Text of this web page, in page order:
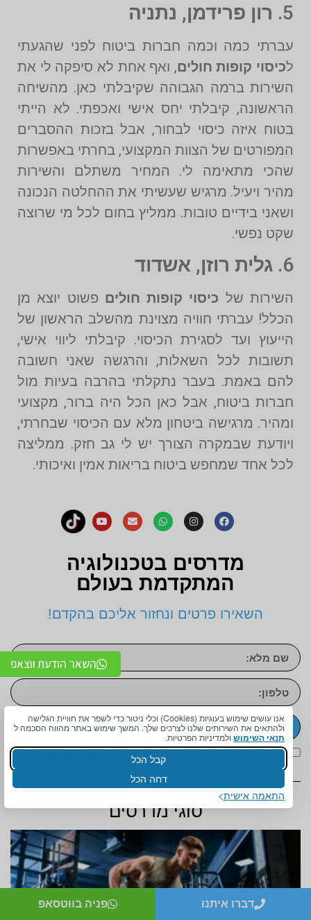
אנו עושים שימוש בעוגיות (Cookies) וכלי ניטור כדי לשפר את חוויית הגלישה
ולהתאים את השירותים שלנו לצרכים שלך. המשך שימוש באתר מהווה הסכמה ל
תנאי השימוש ולמדיניות הפרטיות.
קבל הכל
דחה הכל
התאמה אישית
5. רון פרידמן, נתניה
עברתי כמה וכמה חברות ביטוח לפני שהגעתי
לכיסוי קופות חולים, ואף אחת לא סיפקה לי את
השירות ברמה הגבוהה שקיבלתי כאן. מהשיחה
הראשונה, קיבלתי יחס אישי ואכפתי. לא הייתי
בטוח איזה כיסוי לבחור, אבל בזכות ההסברים
המפורטים של הצוות המקצועי, בחרתי באפשרות
שהכי מתאימה לי. המחיר משתלם והשירות
מהיר ויעיל. מרגיש שעשיתי את ההחלטה הנכונה
ושאני בידיים טובות. ממליץ בחום לכל מי שרוצה
שקט נפשי.
6. גלית רוזן, אשדוד
השירות של כיסוי קופות חולים פשוט יוצא מן
הכלל! עברתי חוויה מצוינת מהשלב הראשון של
הייעוץ ועד לסגירת הכיסוי. קיבלתי ליווי אישי,
תשובות לכל השאלות, והרגשה שאני חשובה
להם באמת. בעבר נתקלתי בהרבה בעיות מול
חברות ביטוח, אבל כאן הכל היה ברור, מקצועי
ומהיר. מרגישה ביטחון מלא עם הכיסוי שבחרתי,
ויודעת שבמקרה הצורך יש לי גב חזק. ממליצה
לכל אחד שמחפש ביטוח בריאות אמין ואיכותי.
מדרסים בטכנולוגיה
המתקדמת בעולם
השאירו פרטים ונחזור אליכם בהקדם!
אני מאשר/ת שקראתי ואני מסכים/ה למדיניות הפרטיות
שליחה
סוגי מדרסים
השאר הודעת ווצאפ
דברו איתנו פניה בווטסאפ